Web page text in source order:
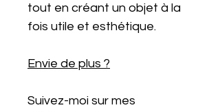
tout en créant un objet à la
fois utile et esthétique.
Envie de plus ?
Suivez-moi sur mes